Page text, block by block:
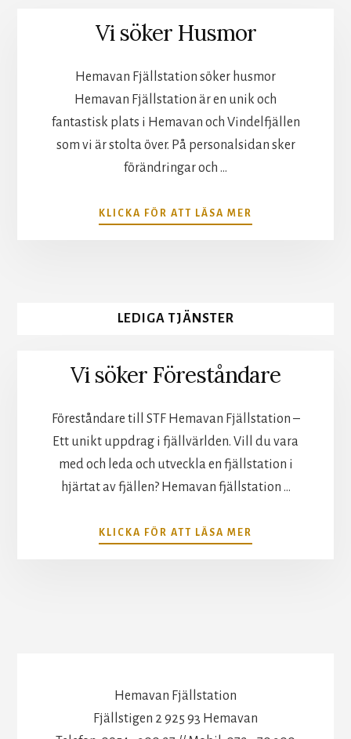
Vi söker Husmor
Hemavan Fjällstation söker husmor
Hemavan Fjällstation är en unik och
fantastisk plats i Hemavan och Vindelfjällen
som vi är stolta över. På personalsidan sker
förändringar och …
KLICKA FÖR ATT LÄSA MER
VI
LEDIGA TJÄNSTER
Vi söker Föreståndare
Föreståndare till STF Hemavan Fjällstation –
Ett unikt uppdrag i fjällvärlden. Vill du vara
med och leda och utveckla en fjällstation i
hjärtat av fjällen? Hemavan fjällstation …
KLICKA FÖR ATT LÄSA MER
VI
Hemavan Fjällstation
Fjällstigen 2 925 93 Hemavan